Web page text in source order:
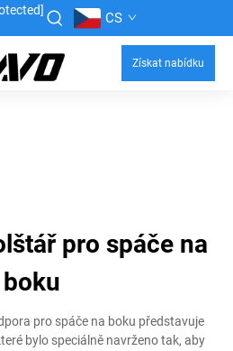
CS
Získat nabídku
pro spáče na
boku
pro spáče na boku představuje
bylo speciálně navrženo tak, aby